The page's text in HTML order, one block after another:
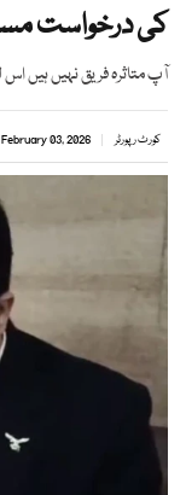
کی درخواست
آپ متاثرہ فریق نہیں ہیں
کورٹ رپورٹر February 03, 2026